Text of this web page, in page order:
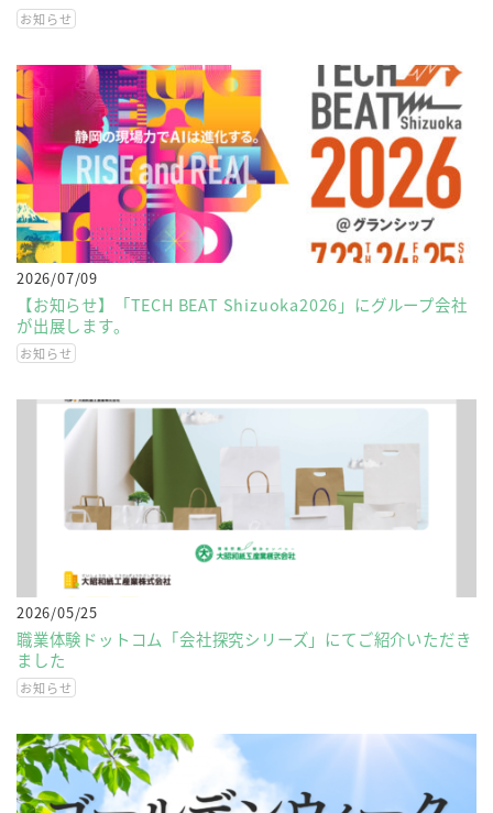
お知らせ
2026/07/09
【お知らせ】「TECH BEAT Shizuoka2026」にグループ会社
が出展します。
お知らせ
2026/05/25
職業体験ドットコム「会社探究シリーズ」にてご紹介いただき
ました
お知らせ